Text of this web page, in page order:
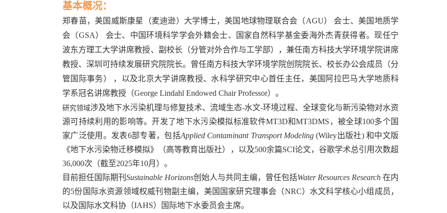
基本概况：
郑春苗，美国威斯康星（麦迪逊）大学博士，美国地球物理联合会（AGU） 会士、美国地质学
会（GSA） 会士、中国环境科学学会外籍会士、国家自然科学基金委海外杰青获得者。现任宁
波东方理工大学讲席教授、副校长（分管对外合作与工学部），兼任南方科技大学环境学院讲席
教授、深圳可持续发展研究院院长。曾任南方科技大学环境学院创院院长、校长办公会成员（分
管国际事务） ，以及北京大学讲席教授、水科学研究中心首任主任， 美国阿拉巴马大学地质科
学系冠名讲席教授（George Lindahl Endowed Chair Professor）。
研究领域涉及地下水污染机理与修复技术、流域生态-水文-环境过程、全球变化与新污染物对水资
源可持续利用的影响等。开发了地下水污染模拟标准软件MT3D和MT3DMS，被全球100多个国
家广泛使用。发表6部专著，包括Applied Contaminant Transport Modeling (Wiley出版社) 和中文版
《地下水污染物迁移模拟》（高等教育出版社），以及500余篇SCI论文，谷歌学术总引用次数超
36,000次（截至2025年10月）。
目前担任国际期刊 Sustainable Horizons创始人与共同主编，曾任包括Water Resources Research 在内
的5份国际水资源领域权威刊物副主编，美国国家研究理事会（NRC）水文科学核心小组成员，
以及国际水文科协（IAHS）国际地下水委员会主席。